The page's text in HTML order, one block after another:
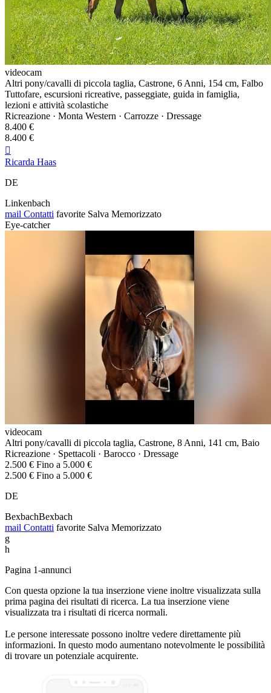
videocam
Altri pony/cavalli di piccola taglia, Castrone, 6 Anni, 154 cm, Falbo
Tuttofare, escursioni ricreative, passeggiate, guida in famiglia,
lezioni e attività scolastiche
Ricreazione · Monta Western · Carrozze · Dressage
8.400 €
8.400 €

Ricarda Haas
DE
Linkenbach
mail Contatti favorite Salva Memorizzato
Eye-catcher
videocam
Altri pony/cavalli di piccola taglia, Castrone, 8 Anni, 141 cm, Baio
Ricreazione · Spettacoli · Barocco · Dressage
2.500 € Fino a 5.000 €
2.500 € Fino a 5.000 €
DE
BexbachBexbach
mail Contatti favorite Salva Memorizzato
g
h
Pagina 1-annunci
Con questa opzione la tua inserzione viene inoltre visualizzata sulla
prima pagina dei risultati di ricerca. La tua inserzione viene
visualizzata tra i risultati di ricerca normali.
Le persone interessate possono inoltre vedere direttamente più
informazioni. In questo modo aumentano notevolmente le possibilità
di trovare un potenziale acquirente.